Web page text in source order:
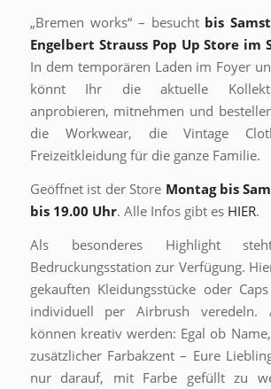
„Bremen works“ – besucht bis
Engelbert Strauss Pop Up Store im
In dem temporären Laden im Foyer
könnt Ihr die aktuelle
anprobieren, mitnehmen und
die Workwear, die Vintage
Freizeitkleidung für die ganze Familie.
Geöffnet ist der Store Montag bis
bis 19.00 Uhr. Alle Infos gibt es HIER.
Als besonderes Highlight
Bedruckungsstation zur Verfügung.
gekauften Kleidungsstücke oder
individuell per Airbrush veredeln.
können kreativ werden: Egal ob
zusätzlicher Farbakzent – Eure
nur darauf, mit Farbe gefüllt zu